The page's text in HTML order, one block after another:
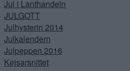
Jul i Lanthandeln
JULGOTT
Julhysterin 2014
Julkalendern
Julpeppen 2016
Kejsarsnittet